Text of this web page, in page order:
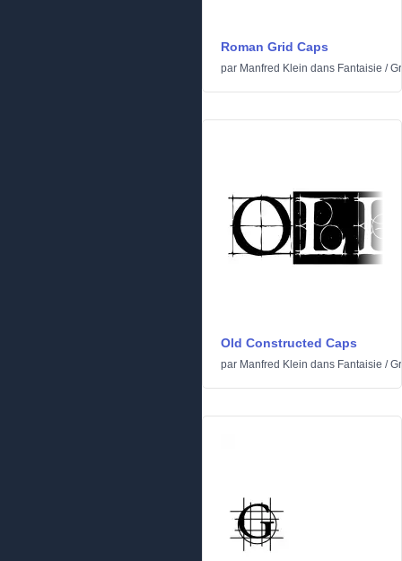
Roman Grid Caps
par Manfred Klein dans Fantaisie /
Old Constructed Caps
par Manfred Klein dans Fantaisie /